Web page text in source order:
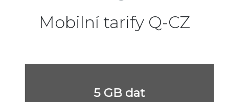
Mobilní tarify Q-CZ
5 GB dat